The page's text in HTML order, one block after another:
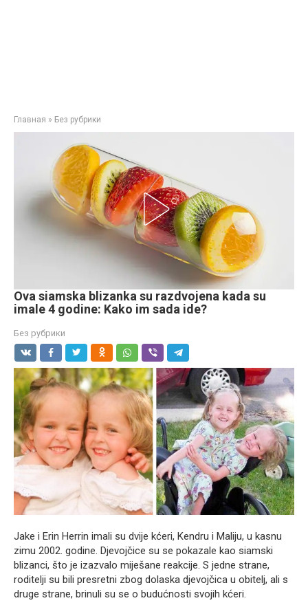
Главная » Без рубрики
Ova siamska blizanka su razdvojena kada su
imale 4 godine: Kako im sada ide?
Без рубрики
Jake i Erin Herrin imali su dvije kćeri, Kendru i Maliju, u kasnu
zimu 2002. godine. Djevojčice su se pokazale kao siamski
blizanci, što je izazvalo miješane reakcije. S jedne strane,
roditelji su bili presretni zbog dolaska djevojčica u obitelj, ali s
druge strane, brinuli su se o budućnosti svojih kćeri.